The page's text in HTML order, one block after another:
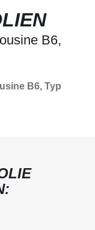
B6,
B6, Typ